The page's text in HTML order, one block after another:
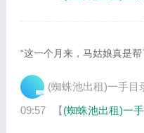
“这一个月来，马姑娘真是帮
(蜘蛛池出租)一手目
09:57
【(蜘蛛池出租)一